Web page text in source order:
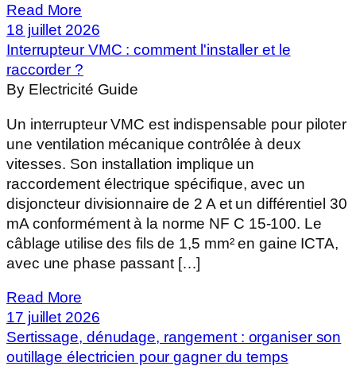
Read More
18 juillet 2026
Interrupteur VMC : comment l'installer et le
raccorder ?
By Electricité Guide
Un interrupteur VMC est indispensable pour piloter
une ventilation mécanique contrôlée à deux
vitesses. Son installation implique un
raccordement électrique spécifique, avec un
disjoncteur divisionnaire de 2 A et un différentiel 30
mA conformément à la norme NF C 15-100. Le
câblage utilise des fils de 1,5 mm² en gaine ICTA,
avec une phase passant […]
Read More
17 juillet 2026
Sertissage, dénudage, rangement : organiser son
outillage électricien pour gagner du temps